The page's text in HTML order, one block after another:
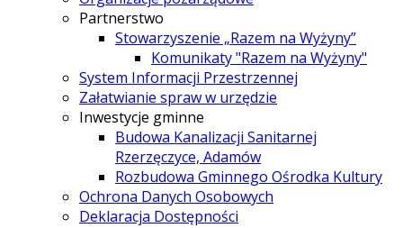
Partnerstwo
Stowarzyszenie „Razem na Wyżyny”
Komunikaty "Razem na Wyżyny"
System Informacji Przestrzennej
Załatwianie spraw w urzędzie
Inwestycje gminne
Budowa Kanalizacji Sanitarnej
Rzerzęczyce, Adamów
Rozbudowa Gminnego Ośrodka Kultury
Ochrona Danych Osobowych
Deklaracja Dostępności